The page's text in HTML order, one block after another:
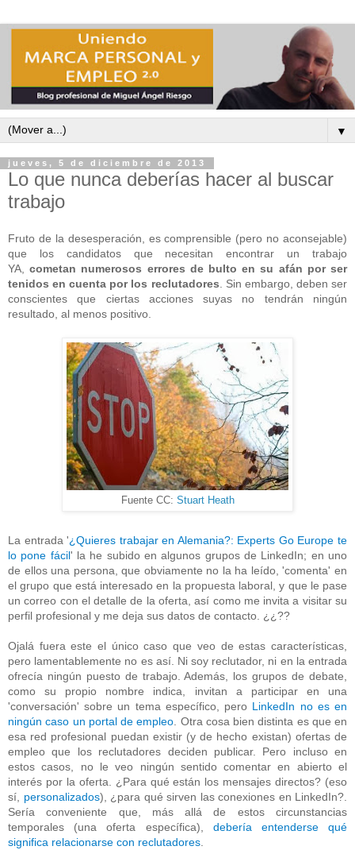
▼
jueves, 5 de diciembre de 2013
Lo que nunca deberías hacer al buscar
trabajo
Fruto de la desesperación, es comprensible (pero no aconsejable)
que los candidatos que necesitan encontrar un trabajo
YA,cometan numerosos errores de bulto en su afán por ser
tenidos en cuenta por los reclutadores. Sin embargo, deben ser
conscientes que ciertas acciones suyas no tendrán ningún
resultado, al menos positivo.
Fuente CC: Stuart Heath
La entrada '¿Quieres trabajar en Alemania?: Experts Go Europe te
lo pone fácil' la he subido en algunos grupos de LinkedIn; en uno
de ellos una persona, que obviamente no la ha leído, 'comenta' en
el grupo que está interesado en la propuesta laboral, y que le pase
un correo con el detalle de la oferta, así como me invita a visitar su
perfil profesional y me deja sus datos de contacto. ¿¿??
Ojalá fuera este el único caso que veo de estas características,
pero lamentablemente no es así. Ni soy reclutador, ni en la entrada
ofrecía ningún puesto de trabajo. Además, los grupos de debate,
como su propio nombre indica, invitan a participar en una
'conversación' sobre un tema específico, pero LinkedIn no es en
ningún caso un portal de empleo . Otra cosa bien distinta es que en
esa red profesional puedan existir (y de hecho existan) ofertas de
empleo que los reclutadores deciden publicar. Pero incluso en
estos casos, no le veo ningún sentido comentar en abierto el
interés por la oferta. ¿Para qué están los mensajes directos? (eso
sí, personalizados), ¿para qué sirven las conexiones en LinkedIn?.
Sería conveniente que, más allá de estos circunstancias
temporales (una oferta específica), debería entenderse qué
significa relacionarse con reclutadores